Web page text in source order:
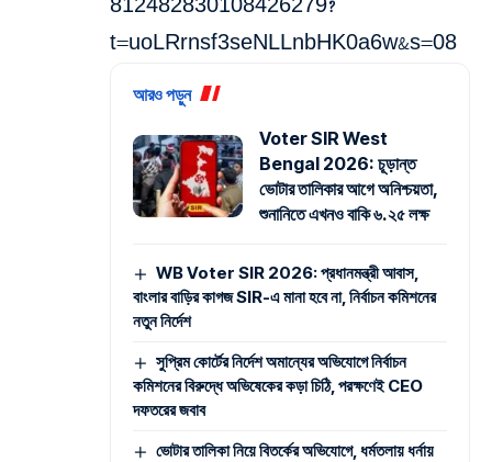
812482830108426279?
t=uoLRrnsf3seNLLnbHK0a6w&s=08
আরও পড়ুন
Voter SIR West
Bengal 2026: চূড়ান্ত
ভোটার তালিকার আগে অনিশ্চয়তা,
শুনানিতে এখনও বাকি ৬.২৫ লক্ষ
WB Voter SIR 2026: প্রধানমন্ত্রী আবাস,
বাংলার বাড়ির কাগজ SIR-এ মানা হবে না, নির্বাচন কমিশনের
নতুন নির্দেশ
সুপ্রিম কোর্টের নির্দেশ অমান্যের অভিযোগে নির্বাচন
কমিশনের বিরুদ্ধে অভিষেকের কড়া চিঠি, পরক্ষণেই CEO
দফতরের জবাব
ভোটার তালিকা নিয়ে বিতর্কের অভিযোগে, ধর্মতলায় ধর্নায়